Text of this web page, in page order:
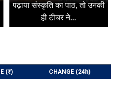
पढ़ाया संस्कृति का पाठ, तो उनकी
ही टीचर ने...